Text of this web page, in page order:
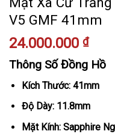
V5 GMF 41mm
24.000.000 ₫
Thông Số Đồng Hồ
Kích Thước: 41mm
Độ Dày: 11.8mm
Mặt Kính: Sapphire